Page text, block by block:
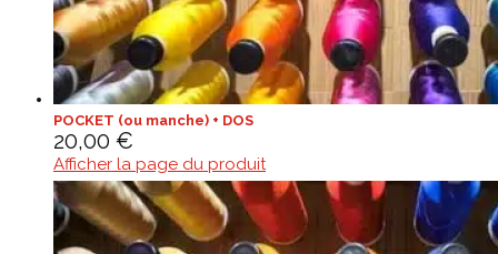
POCKET (ou manche) + DOS
20,00 €